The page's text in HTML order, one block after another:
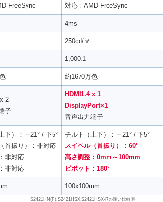
FreeSync 対応：AMD FreeSync
4ms
250cd/㎡
1,000:1
約1670万色
2
子
HDMI1.4 x 1
DisplayPort×1
音声出力端子
下）：＋21° / 下5°
首振り）：非対応
非対応
非対応
チルト（上下）：＋21° / 下5°
スイベル（首振り）：60°
高さ調整：0mm～100mm
ピボット：180°
100x100mm
S2421HN(R),S2421HSX,S2421HSX-Rの違い比較表